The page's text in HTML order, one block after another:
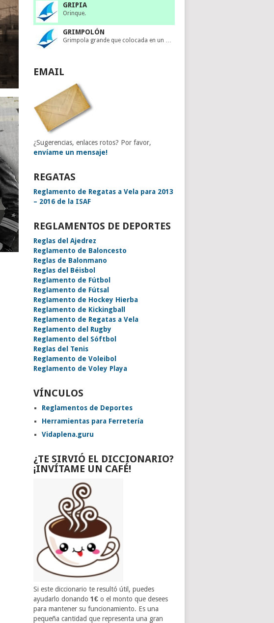
GRIPIA
Orinque.
GRIMPOLÓN
Grimpola grande que colocada en un …
EMAIL
¿Sugerencias, enlaces rotos? Por favor,
envíame un mensaje!
REGATAS
Reglamento de Regatas a Vela para 2013
– 2016 de la ISAF
REGLAMENTOS DE DEPORTES
Reglas del Ajedrez
Reglamento de Baloncesto
Reglas de Balonmano
Reglas del Béisbol
Reglamento de Fútbol
Reglamento de Fútsal
Reglamento de Hockey Hierba
Reglamento de Kickingball
Reglamento de Regatas a Vela
Reglamento del Rugby
Reglamento del Sóftbol
Reglas del Tenis
Reglamento de Voleibol
Reglamento de Voley Playa
VÍNCULOS
Reglamentos de Deportes
Herramientas para Ferretería
Vidaplena.guru
¿TE SIRVIÓ EL DICCIONARIO?
¡INVÍTAME UN CAFÉ!
Si este diccionario te resultó útil, puedes
ayudarlo donando1€ o el monto que desees
para mantener su funcionamiento. Es una
pequeña cantidad que representa una gran